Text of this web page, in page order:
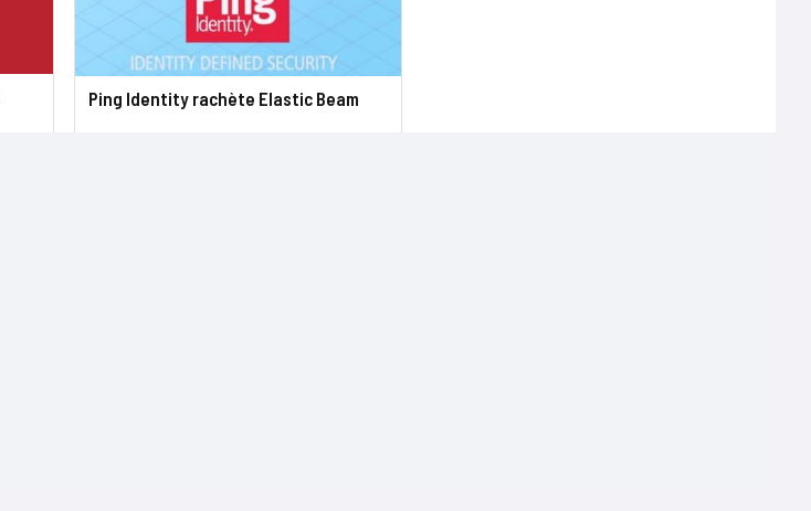
Ping Identity rachète Elastic Beam